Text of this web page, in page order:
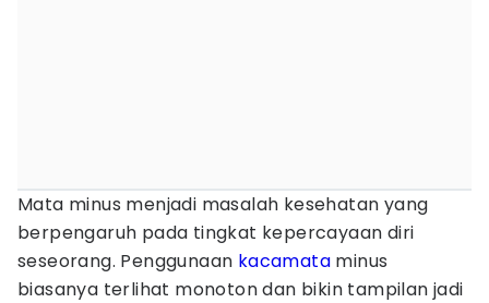
Mata minus menjadi masalah kesehatan yang
berpengaruh pada tingkat kepercayaan diri
seseorang. Penggunaan kacamata minus
biasanya terlihat monoton dan bikin tampilan jadi